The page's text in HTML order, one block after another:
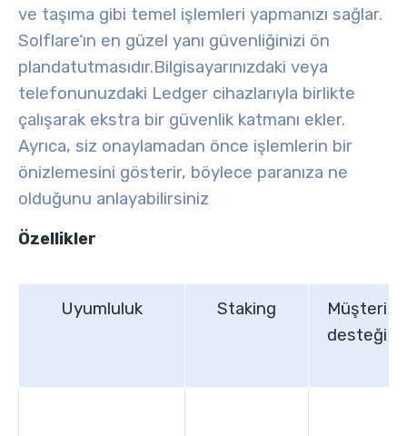
ve taşıma gibi temel işlemleri yapmanızı sağlar.
Solflare‘ın en güzel yanı güvenliğinizi ön
plandatutmasıdır.Bilgisayarınızdaki veya
telefonunuzdaki Ledger cihazlarıyla birlikte
çalışarak ekstra bir güvenlik katmanı ekler.
Ayrıca, siz onaylamadan önce işlemlerin bir
önizlemesini gösterir, böylece paranıza ne
olduğunu anlayabilirsiniz
Özellikler
Uyumluluk Staking
Müşteri
desteği